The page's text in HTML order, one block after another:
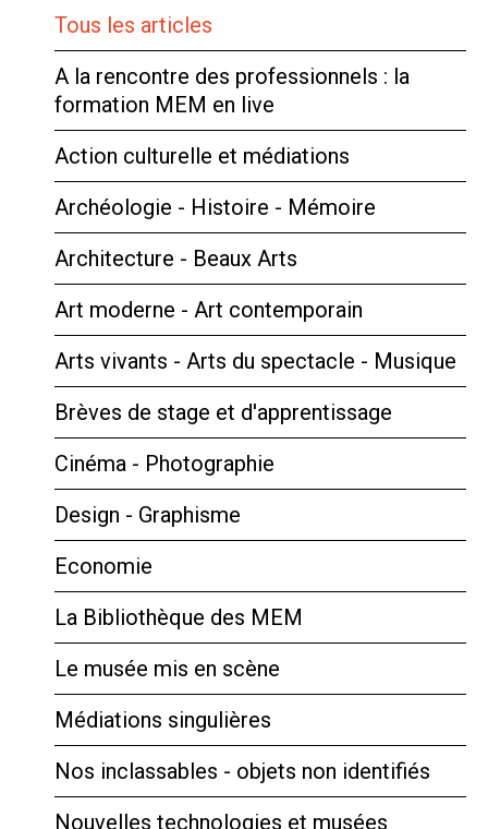
Tous les articles
A la rencontre des professionnels : la
formation MEM en live
Action culturelle et médiations
Archéologie - Histoire - Mémoire
Architecture - Beaux Arts
Art moderne - Art contemporain
Arts vivants - Arts du spectacle - Musique
Brèves de stage et d'apprentissage
Cinéma - Photographie
Design - Graphisme
Economie
La Bibliothèque des MEM
Le musée mis en scène
Médiations singulières
Nos inclassables - objets non identifiés
Nouvelles technologies et musées